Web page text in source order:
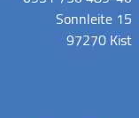
Sonnleite 15
97270 Kist